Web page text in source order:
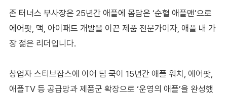
존 터너스 부사장은 25년간 애플에 몸담은 ‘순혈 애플맨’으로
에어팟, 맥, 아이패드 개발을 이끈 제품 전문가이자, 애플 내 가
장 젊은 리더입니다.
창업자 스티브잡스에 이어 팀 쿡이 15년간 애플 워치, 에어팟,
애플TV 등 공급망과 제품군 확장으로 ‘운영의 애플’을 완성했